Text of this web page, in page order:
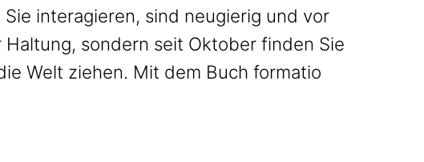
interagieren, sind neugierig und vor
sondern seit Oktober finden Sie
Welt ziehen. Mit dem Buch formatio